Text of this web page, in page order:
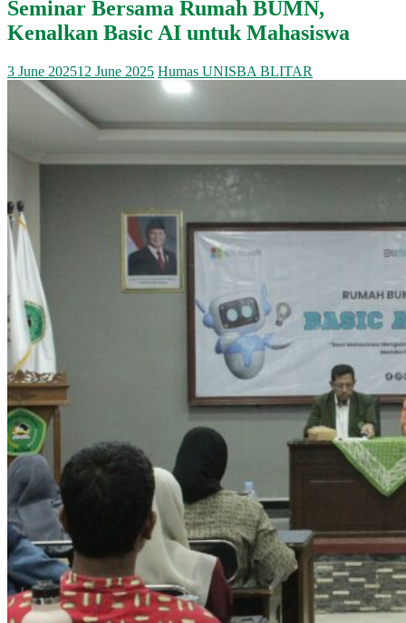
Seminar Bersama Rumah BUMN,
Kenalkan Basic AI untuk Mahasiswa
3 June 202512 June 2025 Humas UNISBA BLITAR